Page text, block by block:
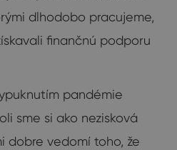
dlhodobo pracujeme,
finančnú podporu
pandémie
sme si ako nezisková
dobre vedomí toho, že